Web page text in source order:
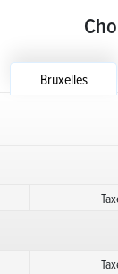
Bruxelles